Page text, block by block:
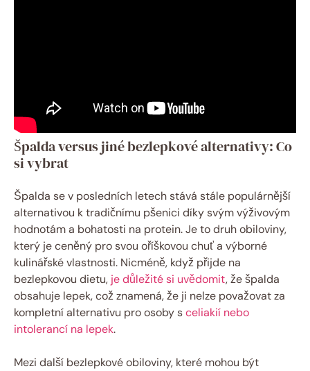
Špalda⁢ versus⁣ jiné bezlepkové alternativy: Co
si⁢ vybrat
Špalda se v posledních letech ⁢stává stále populárnější
alternativou k⁤ tradičnímu pšenici díky svým⁤ výživovým
hodnotám a​ bohatosti na protein. Je to ⁢druh ‌obiloviny,
který‍ je ceněný pro⁤ svou oříškovou chuť a výborné
kulinářské vlastnosti. Nicméně, ‍když⁢ přijde na
bezlepkovou dietu,​ je důležité si ⁢uvědomit, že špalda⁢
obsahuje lepek,⁤ což⁣ znamená, ⁢že ji nelze považovat za
⁢kompletní ‌alternativu pro osoby sceliakií nebo
intolerancí na lepek.
Mezi​ další bezlepkové obiloviny, které mohou být​